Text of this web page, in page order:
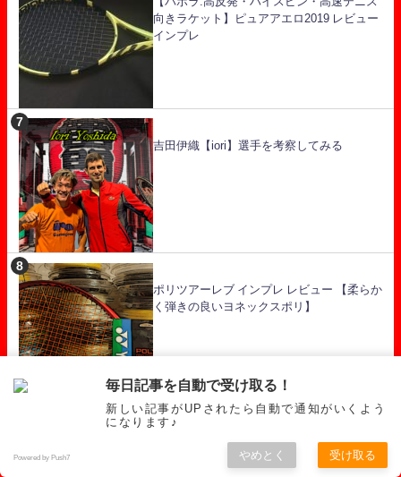
向きラケット】ピュアアエロ2019 レビュー
インプレ
吉田伊織【iori】選手を考察してみる
ポリツアーレブ インプレ レビュー 【柔らか
く弾きの良いヨネックスポリ】
毎日記事を自動で受け取る！
新しい記事がUPされたら自動で通知がいくよう
になります♪
Powered by Push7 やめとく 受け取る